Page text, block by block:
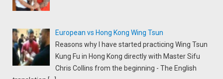
European vs Hong Kong Wing Tsun
Reasons why I have started practicing Wing Tsun
Kung Fu in Hong Kong directly with Master Sifu
Chris Collins from the beginning - The English